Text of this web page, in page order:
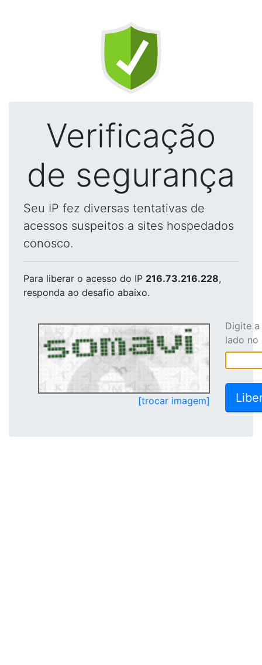
Verificação
de segurança
Seu IP fez diversas tentativas de
acessos suspeitos a sites hospedados
conosco.
Para liberar o acesso do IP 216.73.216.228,
responda ao desafio abaixo.
[trocar imagem]
Digite
lado no